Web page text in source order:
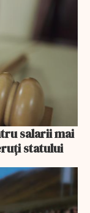
salarii mai
statului